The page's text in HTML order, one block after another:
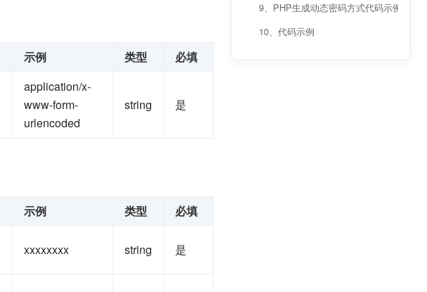
示例 类型 必填
application/x-
www-form-
urlencoded
string 是
示例 类型 必填
xxxxxxxx string 是
9、PHP生成动态密码方式代码示例
10、代码示例